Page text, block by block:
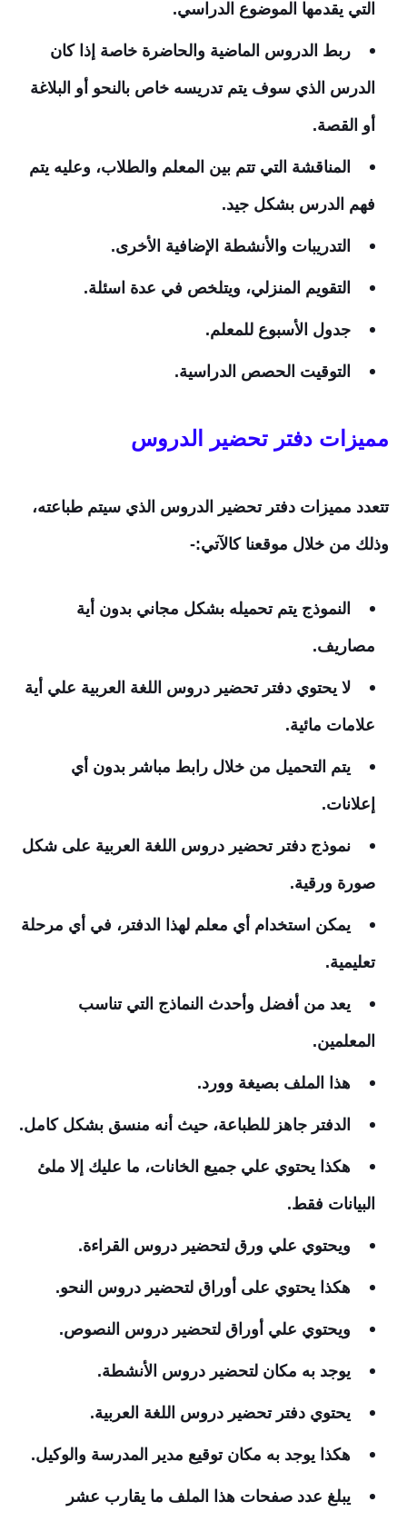
التي يقدمها الموضوع الدراسي.
ربط الدروس الماضية والحاضرة خاصة إذا كان
الدرس الذي سوف يتم تدريسه خاص بالنحو أو البلاغة
أو القصة.
المناقشة التي تتم بين المعلم والطلاب، وعليه يتم
فهم الدرس بشكل جيد.
التدريبات والأنشطة الإضافية الأخرى.
التقويم المنزلي، ويتلخص في عدة اسئلة.
جدول الأسبوع للمعلم.
التوقيت الحصص الدراسية.
مميزات دفتر تحضير الدروس
تتعدد مميزات دفتر تحضير الدروس الذي سيتم طباعته،
وذلك من خلال موقعنا كالآتي:-
النموذج يتم تحميله بشكل مجاني بدون أية
مصاريف.
لا يحتوي دفتر تحضير دروس اللغة العربية علي أية
علامات مائية.
يتم التحميل من خلال رابط مباشر بدون أي
إعلانات.
نموذج دفتر تحضير دروس اللغة العربية على شكل
صورة ورقية.
يمكن استخدام أي معلم لهذا الدفتر، في أي مرحلة
تعليمية.
يعد من أفضل وأحدث النماذج التي تناسب
المعلمين.
هذا الملف بصيغة وورد.
الدفتر جاهز للطباعة، حيث أنه منسق بشكل كامل.
هكذا يحتوي علي جميع الخانات، ما عليك إلا ملئ
البيانات فقط.
ويحتوي علي ورق لتحضير دروس القراءة.
هكذا يحتوي على أوراق لتحضير دروس النحو.
ويحتوي علي أوراق لتحضير دروس النصوص.
يوجد به مكان لتحضير دروس الأنشطة.
يحتوي دفتر تحضير دروس اللغة العربية.
هكذا يوجد به مكان توقيع مدير المدرسة والوكيل.
يبلغ عدد صفحات هذا الملف ما يقارب عشر